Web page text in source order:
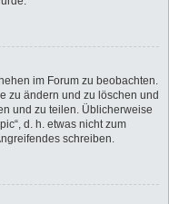
im Forum zu beobachten.
zu ändern und zu löschen und
und zu teilen. Üblicherweise
d. h. etwas nicht zum
schreiben.